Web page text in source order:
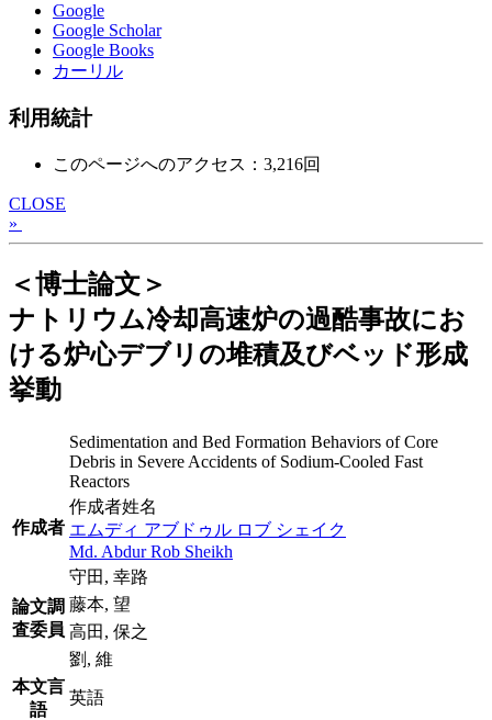
Google
Google Scholar
Google Books
カーリル
利用統計
このページへのアクセス：3,216回
CLOSE
»
＜博士論文＞
ナトリウム冷却高速炉の過酷事故にお
ける炉心デブリの堆積及びベッド形成
挙動
Sedimentation and Bed Formation Behaviors of Core
Debris in Severe Accidents of Sodium-Cooled Fast
Reactors
作成者
作成者姓名
エムディ アブドゥル ロブ シェイク
Md. Abdur Rob Sheikh
論文調
査委員
守田, 幸路
藤本, 望
高田, 保之
劉, 維
本文言
語
英語